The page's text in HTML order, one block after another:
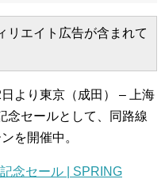
エイト広告が含まれて
より東京（成田） – 上海
念セールとして、同路線
を開催中。
念セール | SPRING